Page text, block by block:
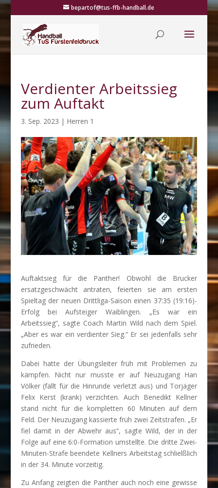
bepartof@tus-ffb-handball.de
Verdienter Arbeitssieg
zum Auftakt
3. Sep. 2023 | Herren 1
Auftaktsieg für die Panther! Obwohl die Brucker
ersatzgeschwächt antraten, feierten sie am ersten
Spieltag der neuen Drittliga-Saison einen 37:35 (19:16)-
Erfolg bei Aufsteiger Waiblingen. „Es war ein
Arbeitssieg“, sagte Coach Martin Wild nach dem Spiel.
„Aber es war ein verdienter Sieg.“ Er sei jedenfalls sehr
zufrieden.
Dabei hatte der Übungsleiter früh mit Problemen zu
kämpfen. Nicht nur musste er auf Neuzugang Han
Völker (fällt für die Hinrunde verletzt aus) und Torjäger
Felix Kerst (krank) verzichten. Auch Benedikt Kellner
stand nicht für die kompletten 60 Minuten auf dem
Feld. Der Neuzugang kassierte früh zwei Zeitstrafen. „Er
fiel damit in der Abwehr aus“, sagte Wild, der in der
Folge auf eine 6:0-Formation umstellte. Die dritte Zwei-
Minuten-Strafe beendete Kellners Arbeitstag schlielßlich
in der 34. Minute vorzeitig.
Zu Anfang zeigten die Panther auch noch eine gewisse